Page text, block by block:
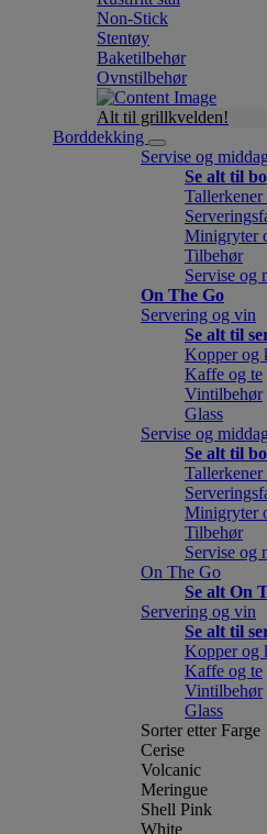
Non-Stick
Stentøy
Baketilbehør
Ovnstilbehør
Alt til grillkvelden!
Borddekking
Servise og
Se alt til
Tallerkener
Minigryter
Tilbehør
Servise og
On The Go
Servering og vin
Se alt til
Kopper og
Kaffe og te
Vintilbehør
Glass
Servise og
Se alt til
Tallerkener
Minigryter
Tilbehør
Servise og
On The Go
Se alt On
Servering og vin
Se alt til
Kopper og
Kaffe og te
Vintilbehør
Glass
Sorter etter Farge
Cerise
Volcanic
Meringue
Shell Pink
White